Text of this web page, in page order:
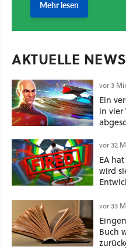
AKTUELLE NEWS
vor 3
Ein
in vier
vor 32
EA
wird
vor 33
Buch